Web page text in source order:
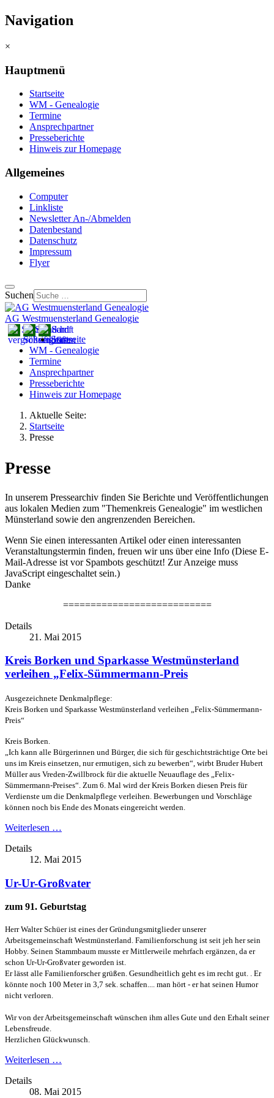
Navigation
×
Hauptmenü
Startseite
WM - Genealogie
Termine
Ansprechpartner
Presseberichte
Hinweis zur Homepage
Allgemeines
Computer
Linkliste
Newsletter An-/Abmelden
Datenbestand
Datenschutz
Impressum
Flyer
Suchen
AG Westmuensterland Genealogie
Startseite
WM - Genealogie
Termine
Ansprechpartner
Presseberichte
Hinweis zur Homepage
Aktuelle Seite:
Startseite
Presse
Presse
In unserem Pressearchiv finden Sie Berichte und Veröffentlichungen
aus lokalen Medien zum "Themenkreis Genealogie" im westlichen
Münsterland sowie den angrenzenden Bereichen.
Wenn Sie einen interessanten Artikel oder einen interessanten
Veranstaltungstermin finden, freuen wir uns über eine Info (Diese E-
Mail-Adresse ist vor Spambots geschützt! Zur Anzeige muss
JavaScript eingeschaltet sein.)
Danke
===========================
Details
21. Mai 2015
Kreis Borken und Sparkasse Westmünsterland
verleihen „Felix-Sümmermann-Preis
Ausgezeichnete Denkmalpflege:
Kreis Borken und Sparkasse Westmünsterland verleihen „Felix-Sümmermann-
Preis“
Kreis Borken.
„Ich kann alle Bürgerinnen und Bürger, die sich für geschichtsträchtige Orte bei
uns im Kreis einsetzen, nur ermutigen, sich zu bewerben“, wirbt Bruder Hubert
Müller aus Vreden-Zwillbrock für die aktuelle Neuauflage des „Felix-
Sümmermann-Preises“. Zum 6. Mal wird der Kreis Borken diesen Preis für
Verdienste um die Denkmalpflege verleihen. Bewerbungen und Vorschläge
können noch bis Ende des Monats eingereicht werden.
Weiterlesen …
Details
12. Mai 2015
Ur-Ur-Großvater
zum 91. Geburtstag
Herr Walter Schüer ist eines der Gründungsmitglieder unserer
Arbeitsgemeinschaft Westmünsterland. Familienforschung ist seit jeh her sein
Hobby. Seinen Stammbaum musste er Mittlerweile mehrfach ergänzen, da er
schon Ur-Ur-Großvater geworden ist.
Er lässt alle Familienforscher grüßen. Gesundheitlich geht es im recht gut. . Er
könnte noch 100 Meter in 3,7 sek. schaffen.... man hört - er hat seinen Humor
nicht verloren.
Wir von der Arbeitsgemeinschaft wünschen ihm alles Gute und den Erhalt seiner
Lebensfreude.
Herzlichen Glückwunsch.
Weiterlesen …
Details
08. Mai 2015